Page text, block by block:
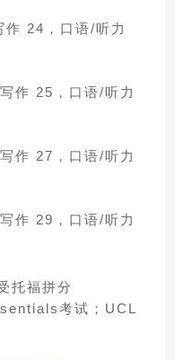
24，口语/听力
作 25，口语/听力
作 27，口语/听力
作 29，口语/听力
托福拼分
考试；UCL